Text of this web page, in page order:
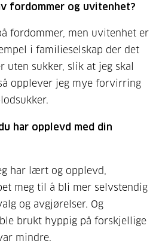
fordommer og uvitenhet?
fordommer, men uvitenhet er
i familieselskap der det
uten sukker, slik at jeg skal
opplever jeg mye forvirring
har opplevd med din
har lært og opplevd,
meg til å bli mer selvstendig
og avgjørelser. Og
brukt hyppig på forskjellige
mindre.